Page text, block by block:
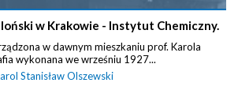
w Krakowie - Instytut Chemiczny.
w dawnym mieszkaniu prof. Karola
wykonana we wrześniu 1927...
Stanisław Olszewski